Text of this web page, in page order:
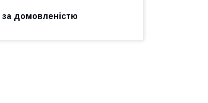
за домовленістю